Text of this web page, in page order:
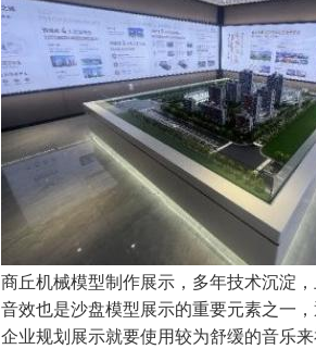
商丘机械模型制作展示，多年技术沉淀
音效也是沙盘模型展示的重要元素之一
企业规划展示就要使用较为舒缓的音乐